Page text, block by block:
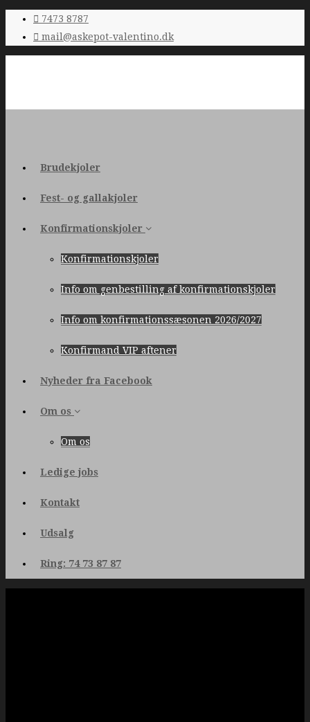
7473 8787
mail@askepot-valentino.dk
Brudekjoler
Fest- og gallakjoler
Konfirmationskjoler
Konfirmationskjoler
Info om genbestilling af konfirmationskjoler
Info om konfirmationssæsonen 2026/2027
Konfirmand VIP aftener
Nyheder fra Facebook
Om os
Om os
Ledige jobs
Kontakt
Udsalg
Ring: 74 73 87 87